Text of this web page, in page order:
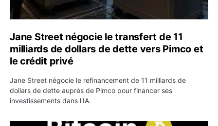
Jane Street négocie le transfert de 11
milliards de dollars de dette vers Pimco et
le crédit privé
Jane Street négocie le refinancement de 11 milliards de
dollars de dette auprès de Pimco pour financer ses
investissements dans l'IA.